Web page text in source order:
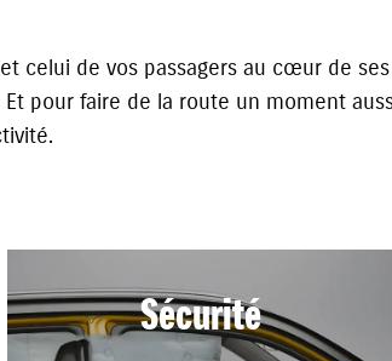
celui de vos passagers au cœur de ses
pour faire de la route un moment
Sécurité